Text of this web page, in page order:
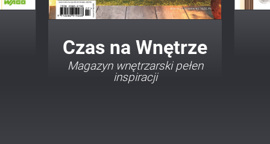
Twój Dom Twój Styl
Porady i inspiracje w
najmodniejszych stylach